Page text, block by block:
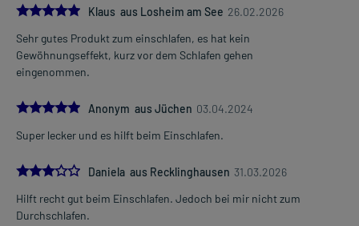
5.0
Klaus aus Losheim am See 26.02.2026
Sehr gutes Produkt zum einschlafen, es hat kein
Gewöhnungseffekt, kurz vor dem Schlafen gehen
eingenommen.
5.0Anonym aus Jüchen 03.04.2024
Super lecker und es hilft beim Einschlafen.
3.0
Daniela aus Recklinghausen 31.03.2026
Hilft recht gut beim Einschlafen. Jedoch bei mir nicht zum
Durchschlafen.